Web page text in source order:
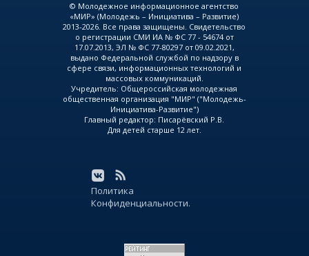
© Молодежное информационное агентство
«МИР» (Молодежь – Инициатива – Развитие)
2013-2026. Все права защищены. Свидетельство
о регистрации СМИ ИА № ФС 77 - 54674 от
17.07.2013, ЭЛ № ФС 77-80297 от 09.02.2021,
выдано Федеральной службой по надзору в
сфере связи, информационных технологий и
массовых коммуникаций.
Учредитель: Общероссийская молодежная
общественная организация "МИР" ("Молодежь-
Инициатива-Развитие")
Главный редактор: Писарёвский Р.В.
Для детей старше 12 лет.
Политика
Конфиденциальности.